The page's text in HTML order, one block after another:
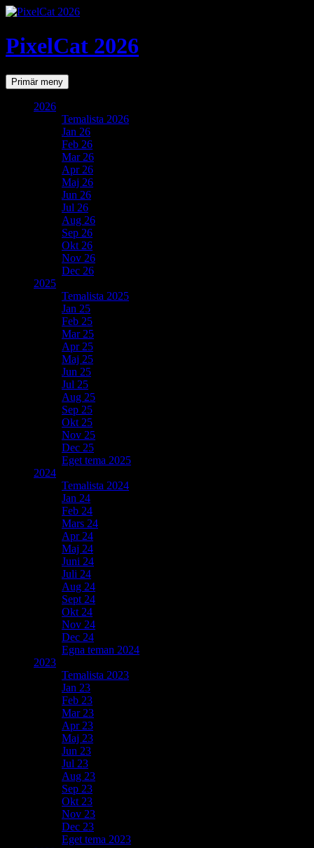
PixelCat 2026
SökPrimär meny Gå
till
2026
Temalista 2026
Jan 26
Feb 26
Mar 26
Apr 26
Maj 26
Jun 26
Jul 26
Aug 26
Sep 26
Okt 26
Nov 26
Dec 26
2025
Temalista 2025
Jan 25
Feb 25
Mar 25
Apr 25
Maj 25
Jun 25
Jul 25
Aug 25
Sep 25
Okt 25
Nov 25
Dec 25
Eget tema 2025
2024
Temalista 2024
Jan 24
Feb 24
Mars 24
Apr 24
Maj 24
Juni 24
Juli 24
Aug 24
Sept 24
Okt 24
Nov 24
Dec 24
Egna teman 2024
2023
Temalista 2023
Jan 23
Feb 23
Mar 23
Apr 23
Maj 23
Jun 23
Jul 23
Aug 23
Sep 23
Okt 23
Nov 23
Dec 23
Eget tema 2023